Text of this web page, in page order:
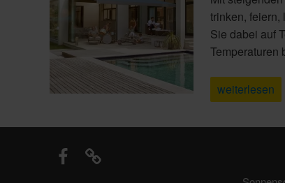
trinken, feiern,
Sie dabei auf
„Machen
Sie
weiterlesen